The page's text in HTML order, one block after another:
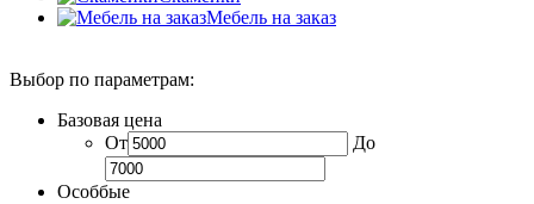
Мебель на заказ
Выбор по параметрам:
Базовая цена
От
До
Особбые